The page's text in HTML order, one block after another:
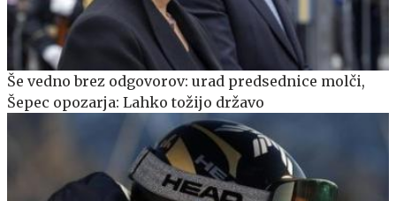
Še vedno brez odgovorov: urad predsednice molči,
Šepec opozarja: Lahko tožijo državo